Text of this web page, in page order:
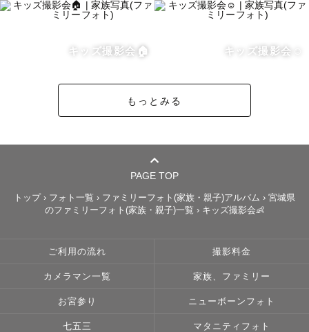
キッズ撮影会🏠 キッズ撮影会☺️
もっとみる
PAGE TOP
トップ › フォト一覧 › ファミリーフォト(家族・親子)アルバム › 宮城県
のファミリーフォト(家族・親子)一覧 › キッズ撮影会👶
ご利用の流れ 撮影料金
カメラマン一覧 家族、ファミリー
お宮参り ニューボーンフォト
七五三 マタニティフォト